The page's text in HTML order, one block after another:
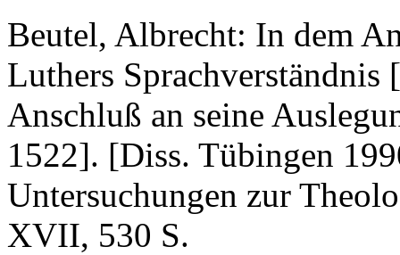
Beutel, Albrecht: In dem
Luthers
Anschluß an seine
1522]. [Diss. Tübingen
Untersuchungen zur
XVII, 530 S.